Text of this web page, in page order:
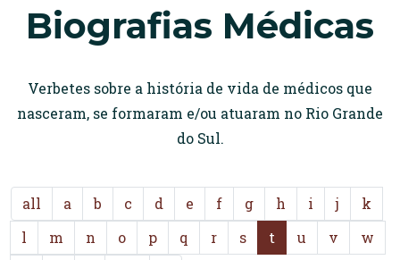
Biografias Médicas
Verbetes sobre a história de vida de médicos que
nasceram, se formaram e/ou atuaram no Rio Grande
do Sul.
all a b c d e f g h i j
k
l
m n o p q r s t u v
w